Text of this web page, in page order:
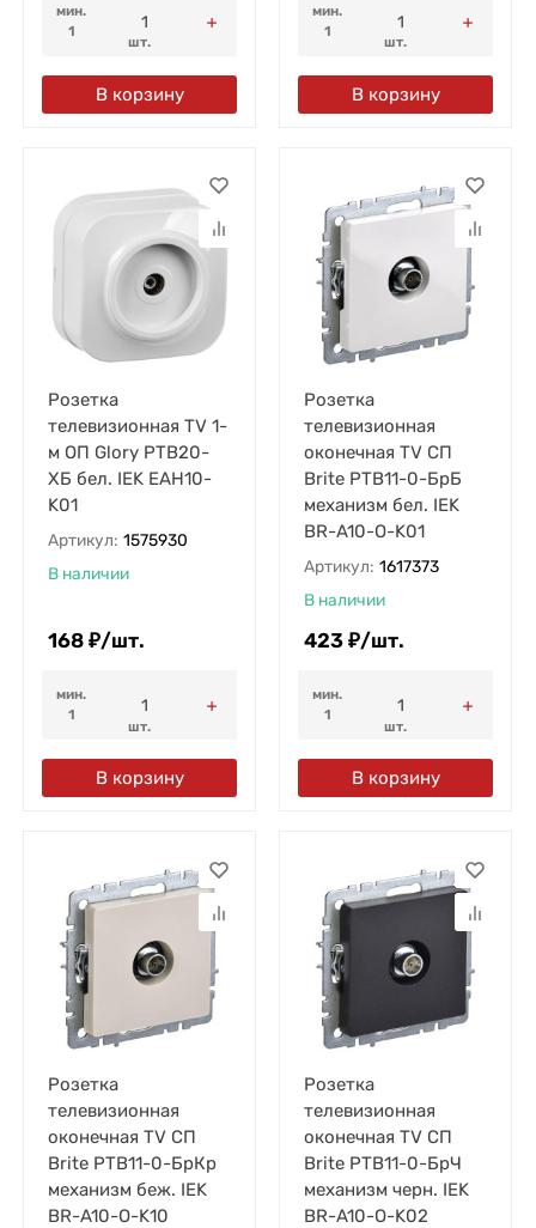
мин.
1
шт.
В корзину
мин.
1
шт.
В корзину
Розетка
телевизионная TV 1-
м ОП Glory РТВ20-
ХБ бел. IEK EAH10-
K01
Артикул: 1575930
В наличии
168 ₽/шт.
мин.
1
шт.
В корзину
Розетка
телевизионная
оконечная TV СП
Brite РТВ11-0-БрБ
механизм бел. IEK
BR-A10-O-K01
Артикул: 1617373
В наличии
423 ₽/шт.
мин.
1
шт.
В корзину
Розетка
телевизионная
оконечная TV СП
Brite РТВ11-0-БрКр
механизм беж. IEK
BR-A10-O-K10
Розетка
телевизионная
оконечная TV СП
Brite РТВ11-0-БрЧ
механизм черн. IEK
BR-A10-O-K02